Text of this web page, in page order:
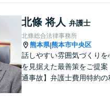
北條 将人 弁護士
北條総合法律事務所
熊本県|熊本市中央区
話しやすい雰囲気づくり
を見据えた最善策をご提
通事故】弁護士費用特約の